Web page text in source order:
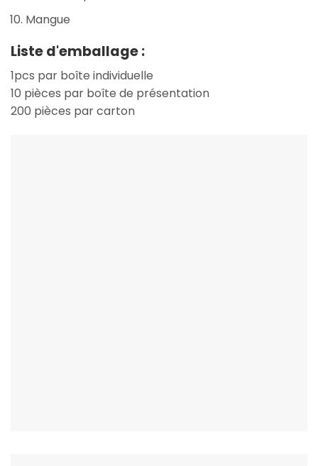
Mangue
Liste d'emballage :
1pcs par boîte individuelle
10 pièces par boîte de présentation
200 pièces par carton